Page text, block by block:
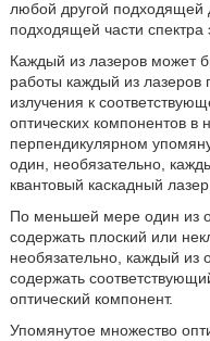
любой другой
подходящей части спектра
Каждый из лазеров может
работы каждый из лазеров
излучения к
оптических компонентов в
перпендикулярном
один, необязательно,
квантовый каскадный лазер.
По меньшей мере один из
содержать плоский или
необязательно, каждый из
содержать
оптический компонент.
Упомянутое множество